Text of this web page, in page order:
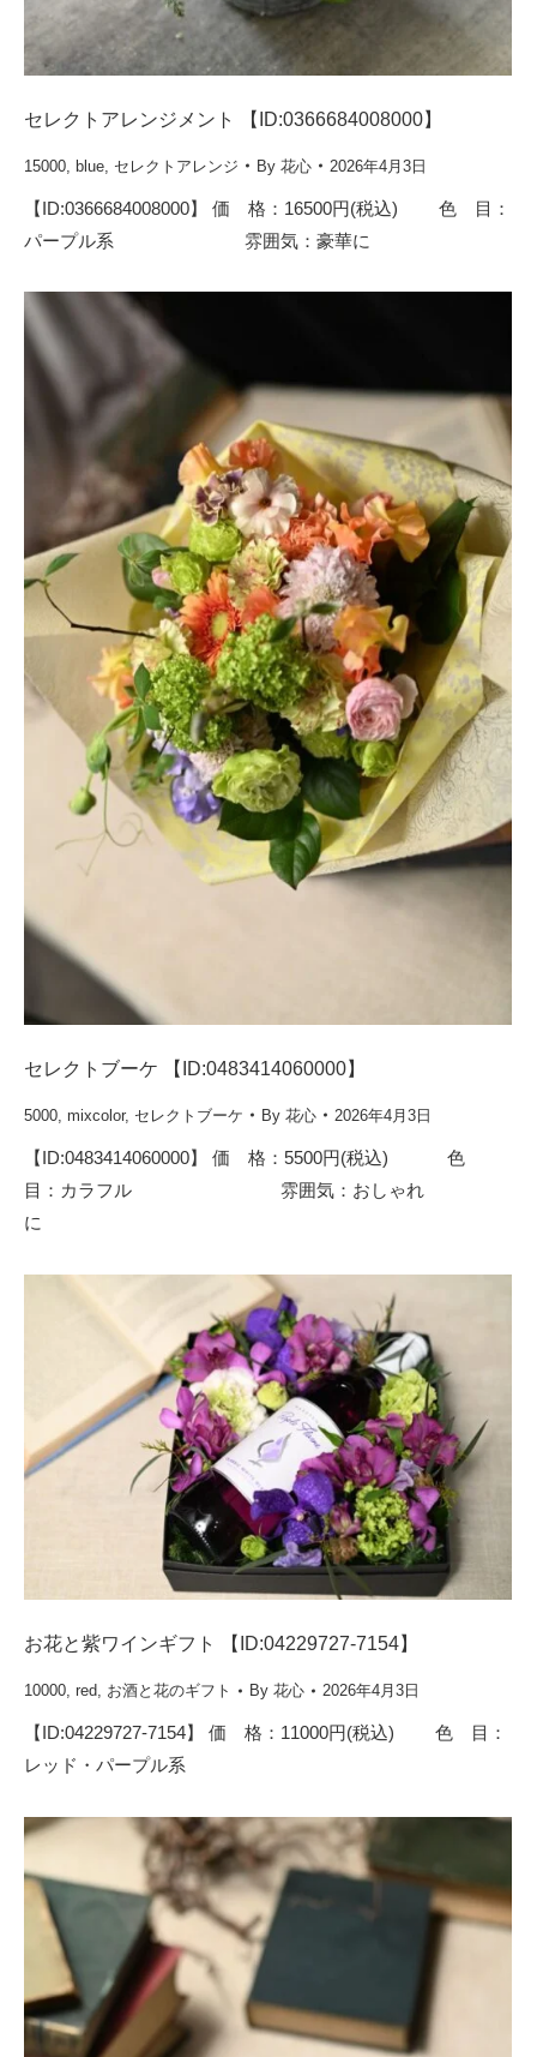
セレクトアレンジメント 【ID:0366684008000】
15000 blue セレクトアレンジ By 花心 2026年4月3日
【ID:0366684008000】 価 格：16500円(税込) 色 目：
パープル系 雰囲気：豪華に
セレクトブーケ 【ID:0483414060000】
5000 mixcolor, セレクトブーケ By 花心 2026年4月3日
【ID:0483414060000】 価 格：5500円(税込) 色
目：カラフル 雰囲気：おしゃれ
に
お花と紫ワインギフト 【ID:04229727-7154】
10000, red, お酒と花のギフト By 花心 2026年4月3日
【ID:04229727-7154】 価 格：11000円(税込) 色 目：
レッド・パープル系